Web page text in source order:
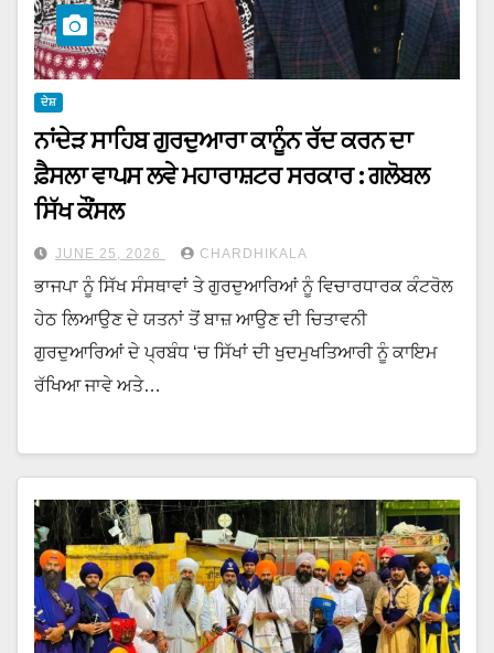
ਦੇਸ਼
ਨਾਂਦੇੜ ਸਾਹਿਬ ਗੁਰਦੁਆਰਾ ਕਾਨੂੰਨ ਰੱਦ ਕਰਨ ਦਾ
ਫ਼ੈਸਲਾ ਵਾਪਸ ਲਵੇ ਮਹਾਰਾਸ਼ਟਰ ਸਰਕਾਰ : ਗਲੋਬਲ
ਸਿੱਖ ਕੌਂਸਲ
JUNE 25, 2026 CHARDHIKALA
ਭਾਜਪਾ ਨੂੰ ਸਿੱਖ ਸੰਸਥਾਵਾਂ ਤੇ ਗੁਰਦੁਆਰਿਆਂ ਨੂੰ ਵਿਚਾਰਧਾਰਕ ਕੰਟਰੋਲ
ਹੇਠ ਲਿਆਉਣ ਦੇ ਯਤਨਾਂ ਤੋਂ ਬਾਜ਼ ਆਉਣ ਦੀ ਚਿਤਾਵਨੀ
ਗੁਰਦੁਆਰਿਆਂ ਦੇ ਪ੍ਰਬੰਧ ‘ਚ ਸਿੱਖਾਂ ਦੀ ਖੁਦਮੁਖਤਿਆਰੀ ਨੂੰ ਕਾਇਮ
ਰੱਖਿਆ ਜਾਵੇ ਅਤੇ…